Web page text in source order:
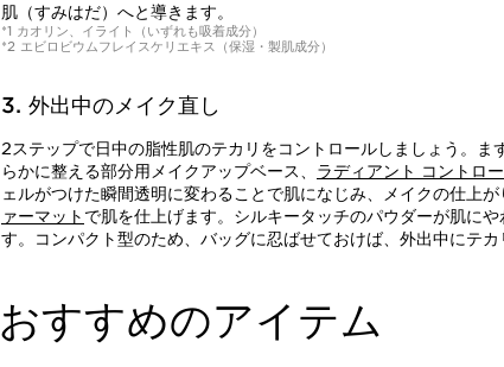
肌（すみはだ）へと導きます。
*1 カオリン、イライト（いずれも吸着成分）
*2 エビロビウムフレイスケリエキス（保湿・製肌成分）
3. 外出中のメイク直し
2ステップで日中の脂性肌のテカリをコントロールしましょう。
らかに整える部分用メイクアップベース、 ラディアント コントロ
ェルがつけた瞬間透明に変わることで肌になじみ、メイクの仕上が
ァーマット で肌を仕上げます。シルキータッチのパウダーが肌に
す。コンパクト型のため、バッグに忍ばせておけば、外出中にテカ
おすすめのアイテム